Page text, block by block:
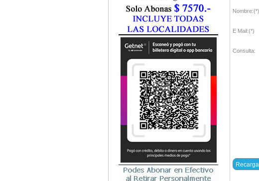
Nombre:(*)
E Mail:(*)
Consulta: